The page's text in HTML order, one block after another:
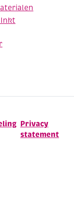
Privacy
statement